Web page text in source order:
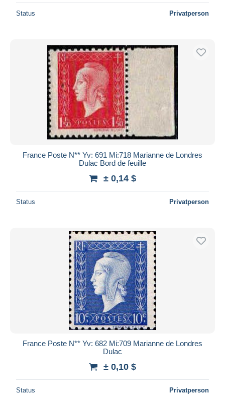
Status Privatperson
France Poste N** Yv: 691 Mi:718 Marianne de Londres
Dulac Bord de feuille
± 0,14 $
Status Privatperson
France Poste N** Yv: 682 Mi:709 Marianne de Londres
Dulac
± 0,10 $
Status Privatperson